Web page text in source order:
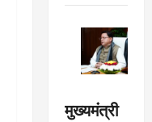
मुख्यमंत्री